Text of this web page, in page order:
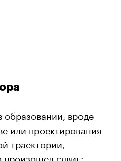
вроде
или проектирования
траектории,
сдвиг: